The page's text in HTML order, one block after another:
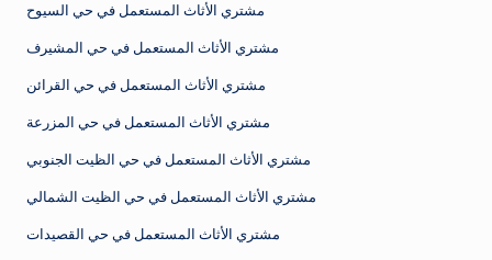
مشتري الأثاث المستعمل في حي السيوح
مشتري الأثاث المستعمل في حي المشيرف
مشتري الأثاث المستعمل في حي القرائن
مشتري الأثاث المستعمل في حي المزرعة
مشتري الأثاث المستعمل في حي الظيت الجنوبي
مشتري الأثاث المستعمل في حي الظيت الشمالي
مشتري الأثاث المستعمل في حي القصيدات